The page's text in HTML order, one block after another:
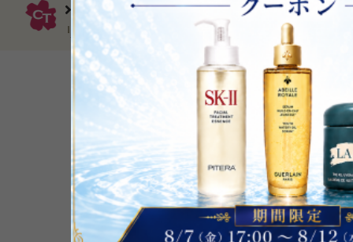
ロクシタン オイルクレンジング
イ
リッチクレンジングオイル200ml
毛穴レスな､なめらかシ
30%
OFF